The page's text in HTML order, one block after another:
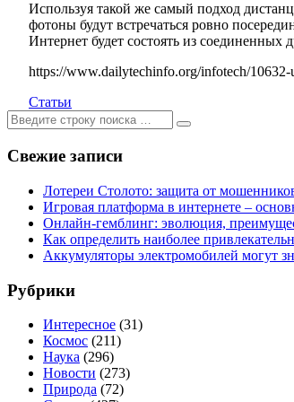
Используя такой же самый подход
фотоны будут встречаться ровно
Интернет будет состоять из соединенных
https://www.dailytechinfo.org/infotech/
Статьи
Ищем:
[текст]
Свежие записи
Лотереи Столото: защита от
Игровая платформа в интернете –
Онлайн-гемблинг: эволюция,
Как определить наиболее
Аккумуляторы электромобилей могут
Рубрики
Интересное (31)
Космос (211)
Наука (296)
Новости (273)
Природа (72)